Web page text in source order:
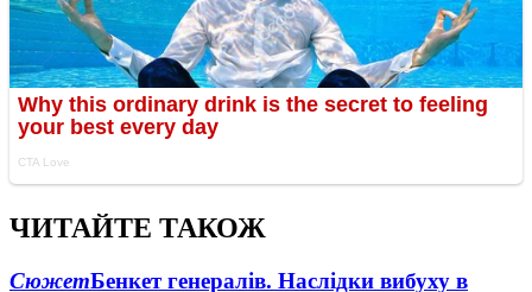
ЧИТАЙТЕ ТАКОЖ
СюжетБенкет генералів. Наслідки вибуху в